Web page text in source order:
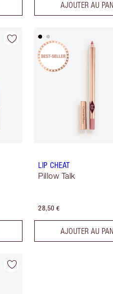
AJOUTER AU
LIP CHEAT
Pillow Talk
28,50 €
AJOUTER AU